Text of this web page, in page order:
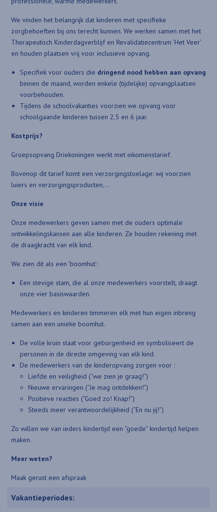
We vinden het belangrijk dat kinderen met specifieke
zorgbehoeften bij ons terecht kunnen. We werken samen met het
Therapeutisch Kinderdagverblijf en Revalidatiecentrum ‘Het Veer’
en houden plaatsen vrij voor inclusieve opvang.
Specifiek voor ouders die dringend nood hebben aan opvang
binnen de maand, worden enkele (tijdelijke) opvangplaatsen
voorbehouden.
Tijdens de schoolvakanties voorzien we opvang voor
schoolgaande kinderen tussen 2,5 en 6 jaar.
Kostprijs?
Groepsopvang Driekoningen werkt met inkomenstarief.
Bovenop dit tarief komt een verzorgingstoelage: wij voorzien
luiers en verzorgingsproducten,…
Onze visie
Onze medewerkers geven samen met de ouders optimale
ontwikkelingskansen aan alle kinderen. Ze houden rekening met
de draagkracht van elk kind.
We zien dit als een ‘boomhut’:
Een stevige stam, die al onze medewerkers voorstelt, draagt
onze vier basiswaarden.
Medewerkers en kinderen timmeren elk met hun eigen inbreng
samen aan een unieke boomhut.
De volle kruin staat voor geborgenheid en symboliseert de
personen in de directe omgeving van elk kind.
De medewerkers van de kinderopvang zorgen voor :
Liefde en veiligheid (“we zien je graag!”)
Nieuwe ervaringen (“Je mag ontdekken!”)
Positieve reacties (“Goed zo! Knap!”)
Steeds meer verantwoordelijkheid (“En nu jij!”)
Zo willen we van ieders kindertijd een “goede” kindertijd helpen
maken.
Meer weten?
Maak gerust een afspraak
Vakantieperiodes: